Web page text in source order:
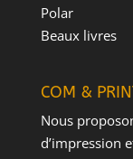
Polar
Beaux livres
COM &
Nous
d’impression